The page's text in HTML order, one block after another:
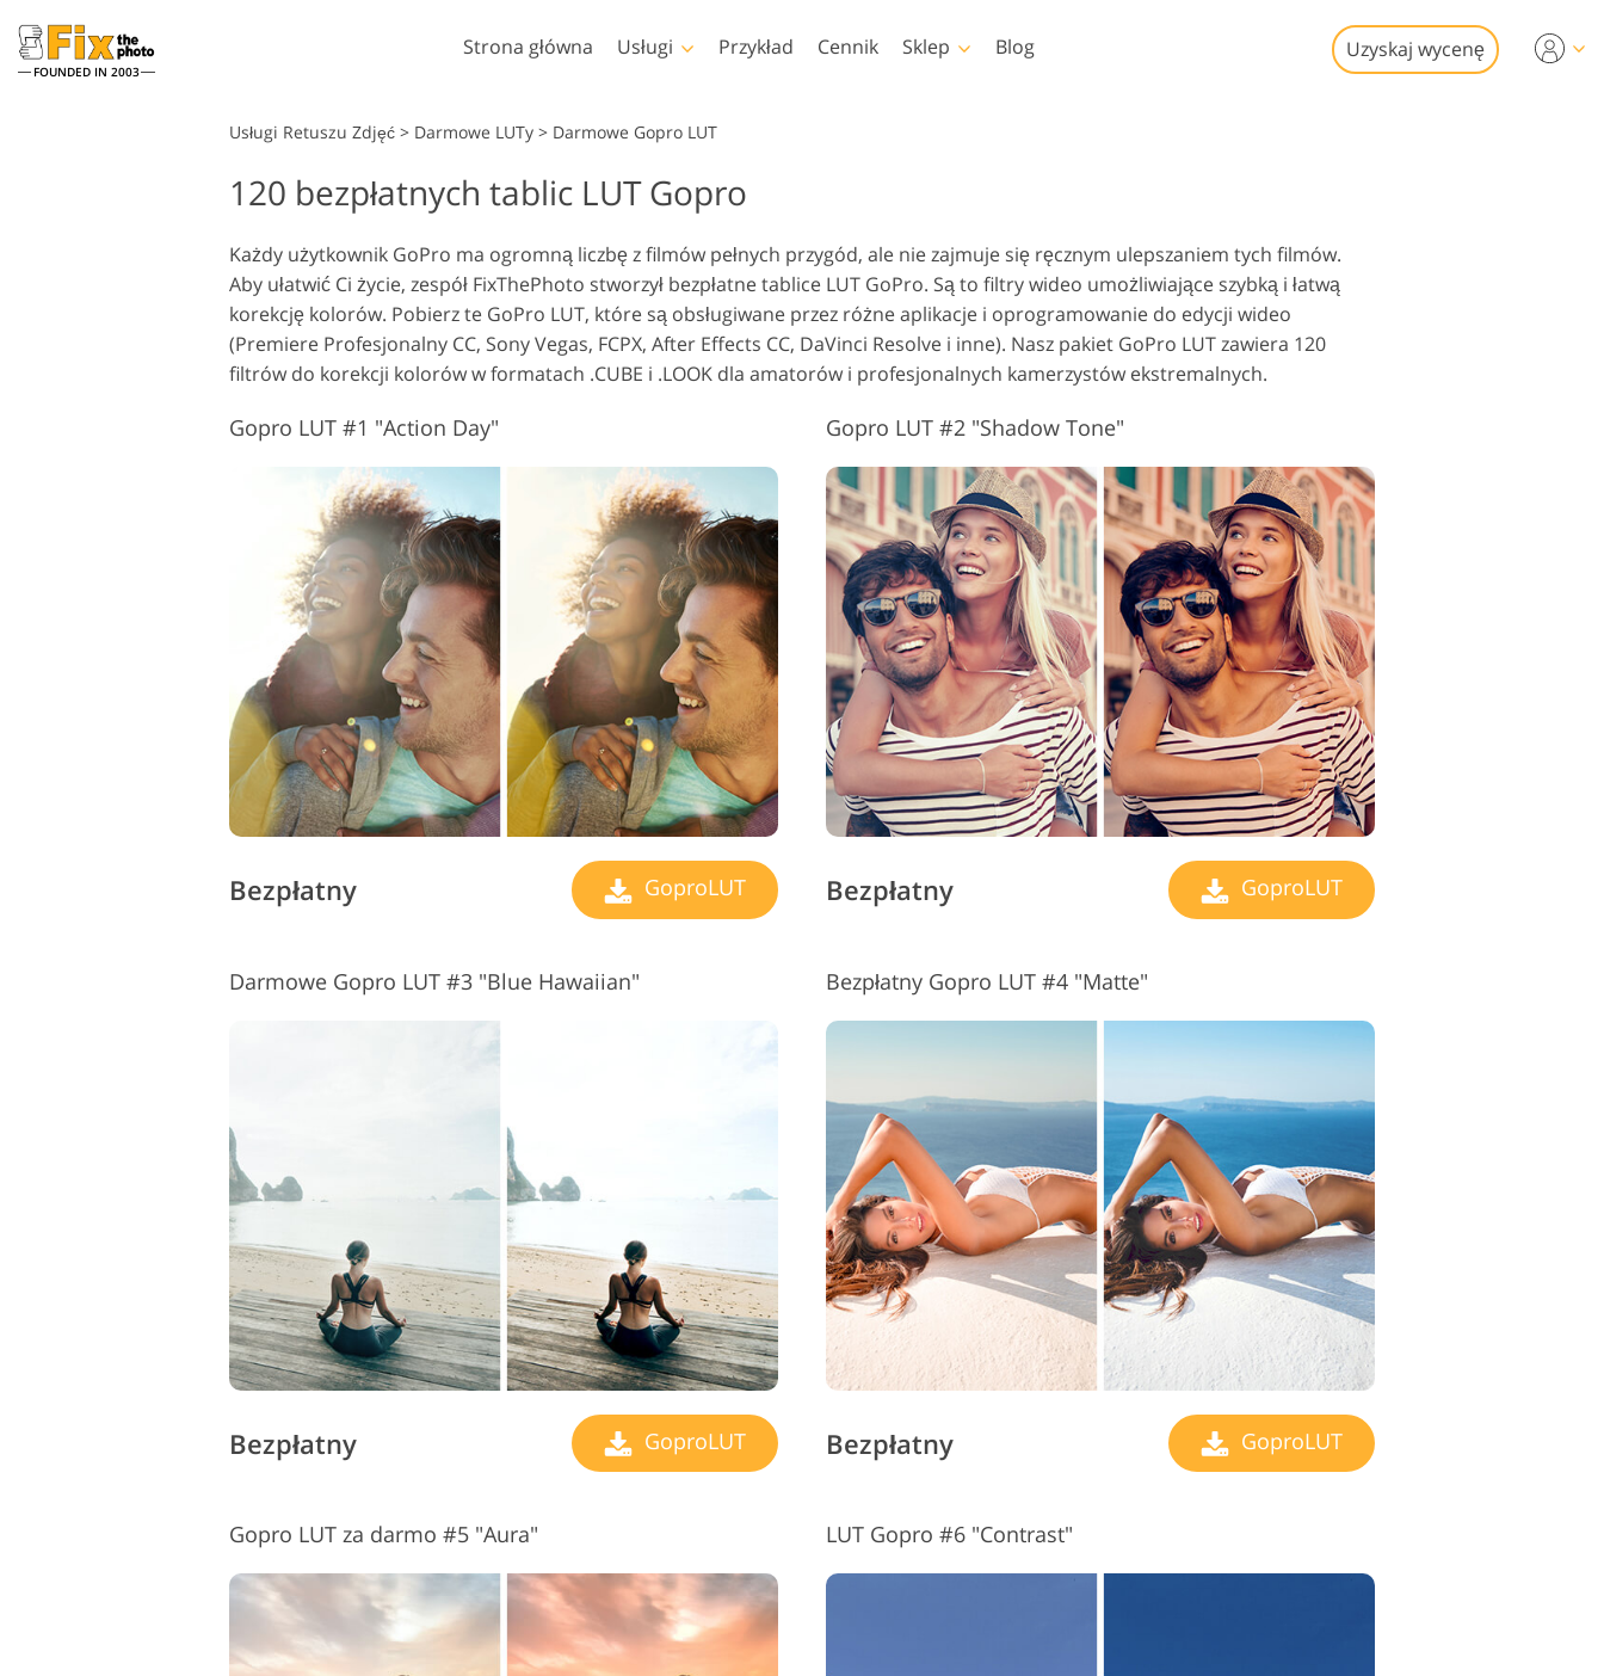
FOUNDED IN 2003
Strona główna Usługi
Usługi
nieruchomości
ślubnych
Modele odzieży
obrazem
Usługi retuszu produktów Usługi retuszu biżuterii Dane Treningowe AI Usługi edycji wideo
Przykład Cennik Sklep
Lightroom
Ustawienia Lightroom
wstępnych LR
Najlepsza oferta Presets
Kolekcja mobilna
Photoshop
Akcje Photoshopa
Nakładki Photoshopa
Tekstury Photoshopa
Ps Akcje Całe kolekcje
Ps Nakładki Całe Kolekcje
Kartki walentynkowe
Zaproszenia ślubne
Zaproszenie na urodziny
dla dzieci
Blog Uzyskaj wycenę
Usługi Retuszu Zdjęć > Darmowe LUTy > Darmowe Gopro LUT
120 bezpłatnych tablic LUT Gopro
Każdy użytkownik GoPro ma ogromną liczbę z filmów pełnych przygód, ale nie zajmuje się ręcznym ulepszaniem tych filmów.
Aby ułatwić Ci życie, zespół FixThePhoto stworzył bezpłatne tablice LUT GoPro. Są to filtry wideo umożliwiające szybką i łatwą
korekcję kolorów. Pobierz te GoPro LUT, które są obsługiwane przez różne aplikacje i oprogramowanie do edycji wideo
(Premiere Profesjonalny CC, Sony Vegas, FCPX, After Effects CC, DaVinci Resolve i inne). Nasz pakiet GoPro LUT zawiera 120
filtrów do korekcji kolorów w formatach .CUBE i .LOOK dla amatorów i profesjonalnych kamerzystów ekstremalnych.
Gopro LUT #1 "Action Day"
Bezpłatny GoproLUT
Gopro LUT #2 "Shadow Tone"
Bezpłatny GoproLUT
Darmowe Gopro LUT #3 "Blue Hawaiian"
Bezpłatny GoproLUT
Bezpłatny Gopro LUT #4 "Matte"
Bezpłatny GoproLUT
Gopro LUT za darmo #5 "Aura" LUT Gopro #6 "Contrast"